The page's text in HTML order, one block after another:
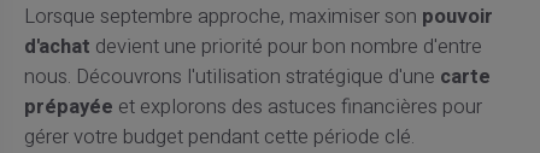
Lorsque septembre approche, maximiser son pouvoir
d'achat devient une priorité pour bon nombre d'entre
nous. Découvrons l'utilisation stratégique d'une carte
prépayée et explorons des astuces financières pour
gérer votre budget pendant cette période clé.